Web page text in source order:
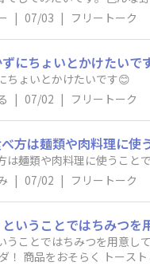
| 07/03 | フリートーク
にちょいとかけたいで
ちょいとかけたいです😊
| 07/02 | フリートーク
は麺類や肉料理に使うこ
| 07/02 | フリートーク
ことではちみつを用意し
商品をおそらく トース